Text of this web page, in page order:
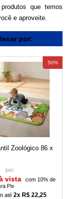
que temos
e aproveite.
por:
Zoológico 86 x
2x R$ 22,25
vista
com 10% de
Pix
50%